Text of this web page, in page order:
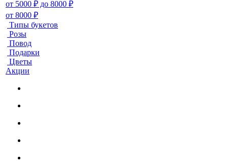
от 5000 ₽ до 8000 ₽
от 8000 ₽
Типы букетов
Розы
Повод
Подарки
Цветы
Акции